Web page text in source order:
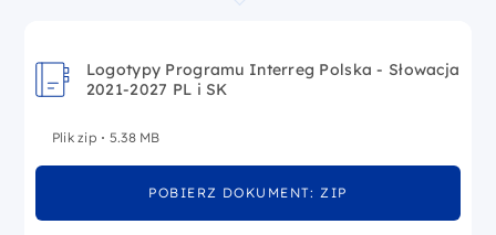
Logotypy Programu Interreg Polska - Słowacja
2021-2027 PL i SK
Plik zip 5.38 MB
POBIERZ DOKUMENT: ZIP